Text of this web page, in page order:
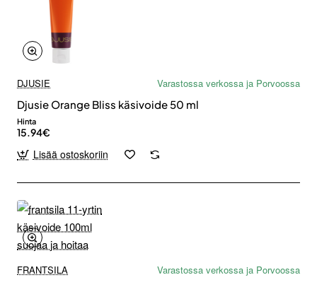
DJUSIE
Varastossa verkossa ja Porvoossa
Djusie Orange Bliss käsivoide 50 ml
Hinta
15.94€
Lisää ostoskoriin
FRANTSILA
Varastossa verkossa ja Porvoossa